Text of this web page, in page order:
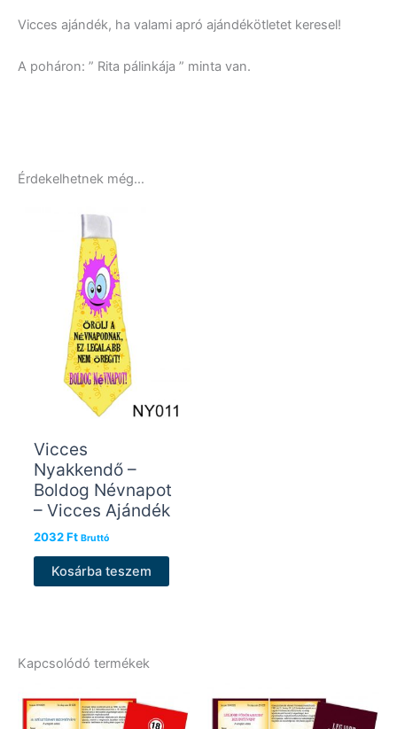
Vicces ajándék, ha valami apró ajándékötletet keresel!
A poháron: ” Rita pálinkája ” minta van.
Érdekelhetnek még…
Vicces
Nyakkendő –
Boldog Névnapot
– Vicces Ajándék
2032Ft Bruttó
Kosárba teszem
Kapcsolódó termékek